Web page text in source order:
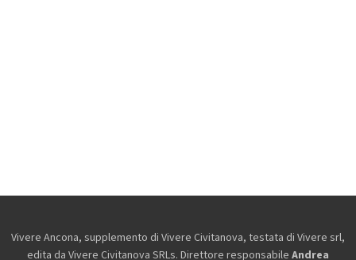
Vivere Ancona, supplemento di Vivere Civitanova, testata di Vivere srl,
edita da Vivere Civitanova SRLs. Direttore responsabile Andrea